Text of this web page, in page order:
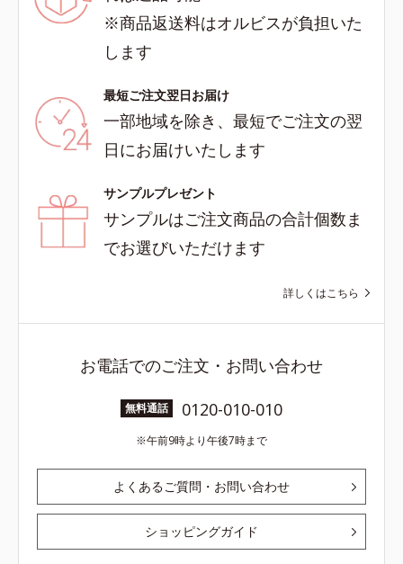
※商品返送料はオルビスが負担いた
します
最短ご注文翌日お届け
一部地域を除き、最短でご注文の翌
日にお届けいたします
サンプルプレゼント
サンプルはご注文商品の合計個数ま
でお選びいただけます
詳しくはこちら
お電話でのご注文・お問い合わせ
無料通話 0120-010-010
午前9時より午後7時まで
よくあるご質問・お問い合わせ
ショッピングガイド